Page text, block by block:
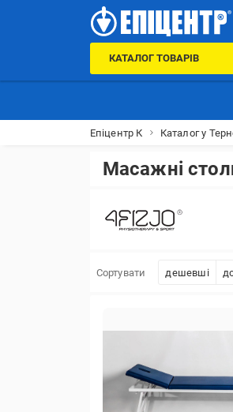
КАТАЛОГ ТОВАРІВ
Епіцентр К Каталог у
Масажні
Сортувати дешевші